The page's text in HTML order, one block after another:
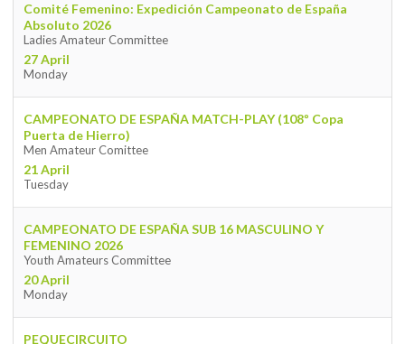
Comité Femenino: Expedición Campeonato de España
Absoluto 2026
Ladies Amateur Committee
27 April
Monday
CAMPEONATO DE ESPAÑA MATCH-PLAY (108º Copa
Puerta de Hierro)
Men Amateur Comittee
21 April
Tuesday
CAMPEONATO DE ESPAÑA SUB 16 MASCULINO Y
FEMENINO 2026
Youth Amateurs Committee
20 April
Monday
PEQUECIRCUITO